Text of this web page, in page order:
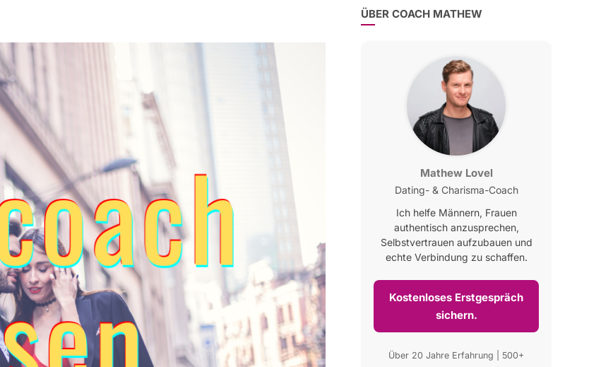
ÜBER COACH MATHEW
Mathew Lovel
Dating- & Charisma-Coach
Ich helfe Männern, Frauen
authentisch anzusprechen,
Selbstvertrauen aufzubauen und
echte Verbindung zu schaffen.
Kostenloses Erstgespräch
sichern.
Über 20 Jahre Erfahrung | 500+